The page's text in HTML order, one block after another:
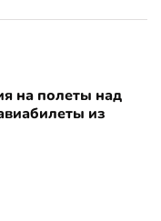
на полеты над
из